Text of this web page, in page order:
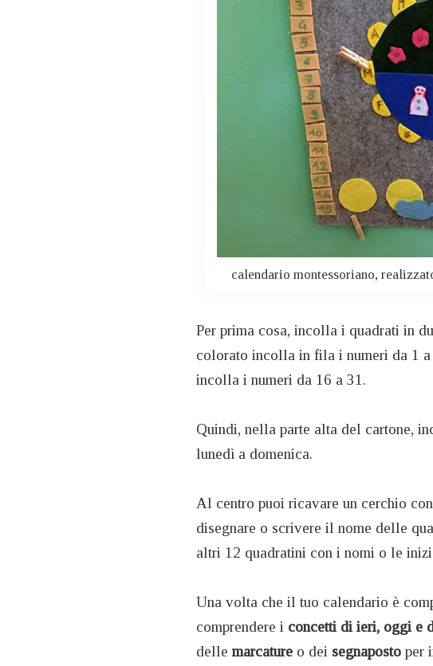
calendario montessoriano,
Per prima cosa, incolla i quadrati in
colorato incolla in fila i numeri da 1
incolla i numeri da 16 a 31.
Quindi, nella parte alta del cartone,
lunedì a domenica.
Al centro puoi ricavare un cerchio
disegnare o scrivere il nome delle
altri 12 quadratini con i nomi o le
Una volta che il tuo calendario è
comprendere i concetti di ieri, oggi e
delle marcatureo dei segnapostoper